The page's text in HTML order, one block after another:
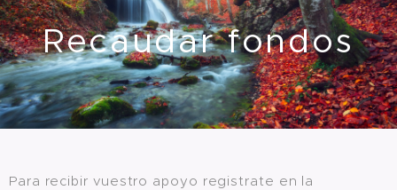
Recaudar fondos
Para recibir vuestro apoyo registrate en la